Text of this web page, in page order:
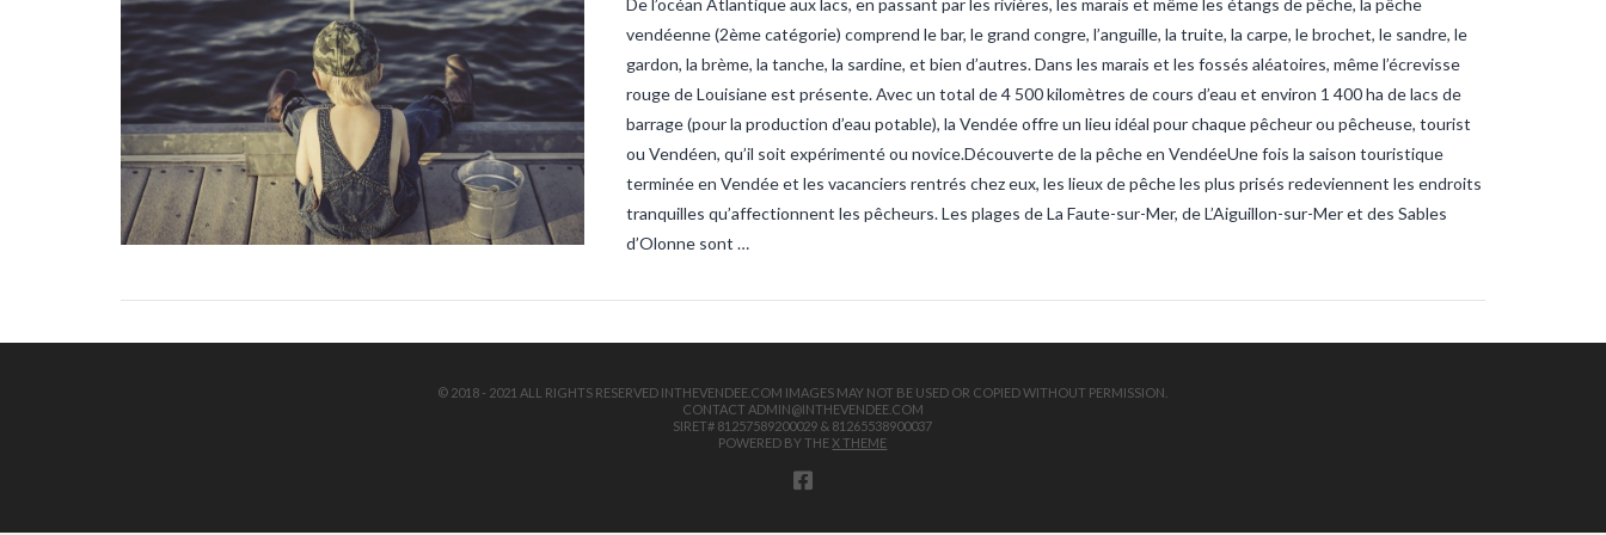
sandre-vendee sardines sardines-
vendee tanche tanche-vendee
truite-vendee vendee-pêche
De l’océan Atlantique aux lacs, en passant par les rivières, les marais et même les étangs de pêche, la pêche
vendéenne (2ème catégorie) comprend le bar, le grand congre, l’anguille, la truite, la carpe, le brochet, le sandre, le
gardon, la brème, la tanche, la sardine, et bien d’autres. Dans les marais et les fossés aléatoires, même l’écrevisse
rouge de Louisiane est présente. Avec un total de 4 500 kilomètres de cours d’eau et environ 1 400 ha de lacs de
barrage (pour la production d’eau potable), la Vendée offre un lieu idéal pour chaque pêcheur ou pêcheuse, tourist
ou Vendéen, qu’il soit expérimenté ou novice.Découverte de la pêche en VendéeUne fois la saison touristique
terminée en Vendée et les vacanciers rentrés chez eux, les lieux de pêche les plus prisés redeviennent les endroits
tranquilles qu’affectionnent les pêcheurs. Les plages de La Faute-sur-Mer, de L’Aiguillon-sur-Mer et des Sables
d’Olonne sont …
© 2018 - 2021 ALL RIGHTS RESERVED INTHEVENDEE.COM IMAGES MAY NOT BE USED OR COPIED WITHOUT PERMISSION.
CONTACT ADMIN@INTHEVENDEE.COM
SIRET# 81257589200029 & 81265538900037
POWERED BY THEX THEME